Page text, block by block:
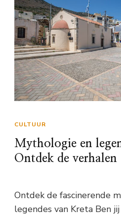
CULTUUR
Mythologie en
Ontdek de verhalen
Ontdek de fascinerende
legendes van Kreta Ben